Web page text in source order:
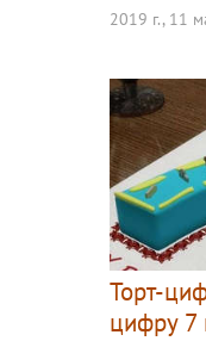
2019 г., 11
Торт-
цифру 7